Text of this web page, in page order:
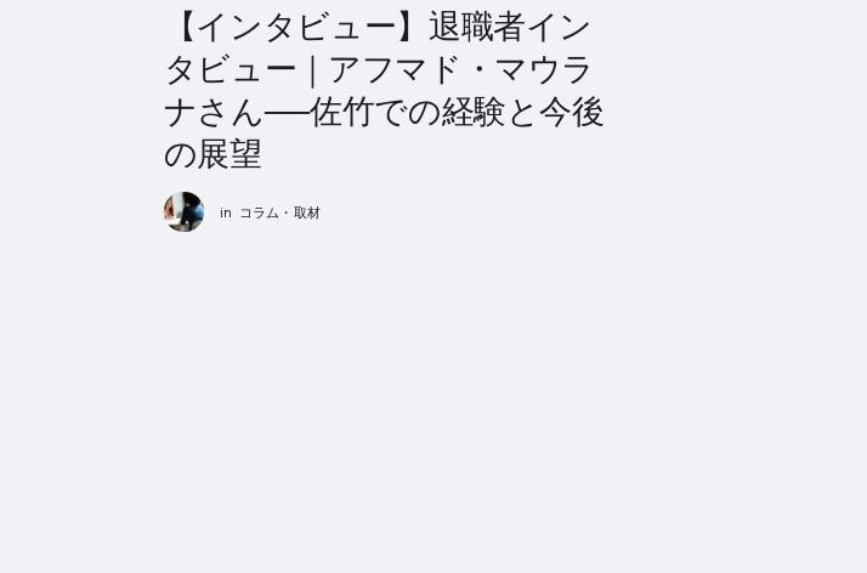
【インタビュー】退職者イン
タビュー｜アフマド・マウラ
ナさん──佐竹での経験と今後
の展望
in コラム・取材